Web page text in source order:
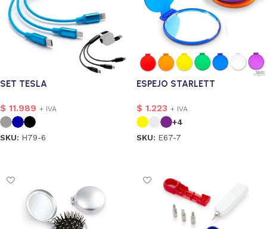
SET TESLA
$ 11.989 + IVA
SKU: H79-6
ESPEJO STARLETT
$ 1.223 + IVA
+4
SKU: E67-7